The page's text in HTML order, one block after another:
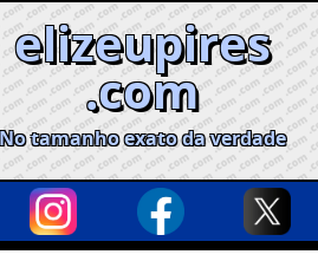
elizeupires
.com
tamanho exato da verdade